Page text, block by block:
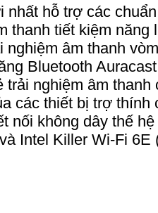
nhất hỗ trợ các
thanh tiết kiệm
nghiệm âm thanh
Bluetooth
trải nghiệm âm thanh
các thiết bị trợ thính
nối không dây thế
Intel Killer Wi-Fi 6E